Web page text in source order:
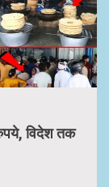
विदेश तक